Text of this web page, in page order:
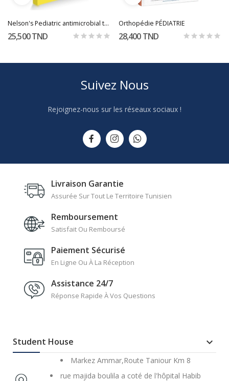
Nelson's Pediatric antimicrobial therapy
25,500 TND
Orthopédie PÉDIATRIE
28,400 TND
Suivez Nous
Rejoignez-nous sur les réseaux sociaux !
Livraison Garantie
Assurée Sur Tout Le Territoire Tunisien
Remboursement
Satisfait Ou Remboursé
Paiement Sécurisé
En Ligne Ou À La Réception
Assistance 24/7
Réponse Rapide À Vos Questions
Student House 
Markez Ammar,Route Taniour Km 8
rue majida boulila a coté de l'hôpital Habib